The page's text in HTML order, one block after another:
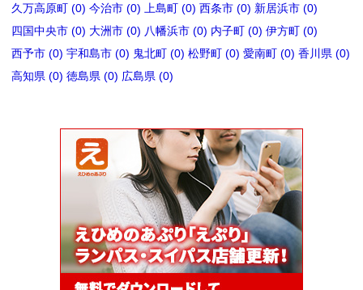
久万高原町 (0) 今治市 (0) 上島町 (0) 西条市 (0) 新居浜市 (0)
四国中央市 (0) 大洲市 (0) 八幡浜市 (0) 内子町 (0) 伊方町 (0)
西予市 (0) 宇和島市 (0) 鬼北町 (0) 松野町 (0) 愛南町 (0) 香川県 (0)
高知県 (0) 徳島県 (0) 広島県 (0)